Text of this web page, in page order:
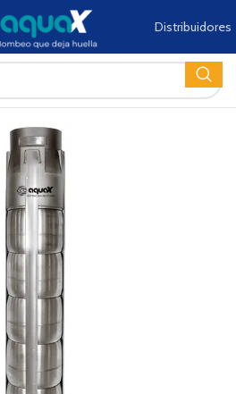
Distribuidores